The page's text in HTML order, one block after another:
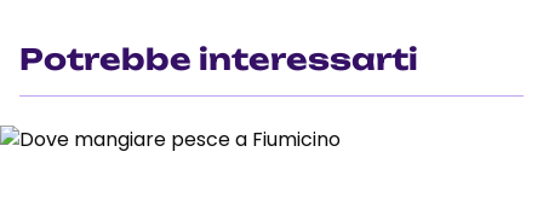
Potrebbe interessarti